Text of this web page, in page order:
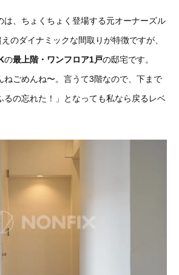
は、ちょくちょく登場する元オーナーズル
のダイナミックな間取りが特徴ですが、
の最上階・ワンフロア1戸の邸宅です。
ねごめんね〜。言うて3階なので、下まで
るの忘れた！」となっても私なら戻るレベ